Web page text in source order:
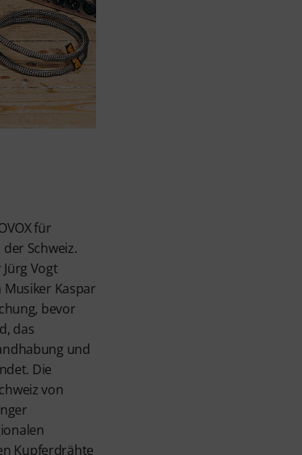
für
Schweiz.
Vogt
Kaspar
bevor
das
und
Die
von
Kupferdrähte